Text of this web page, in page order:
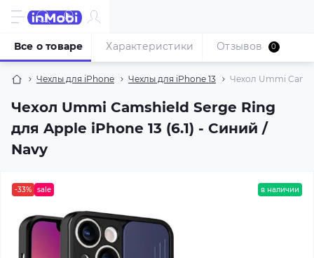
Чехлы для iPhone Чехлы для iPhone 13 Чехол Ummi
Чехол Ummi Camshield Serge Ring
для Apple iPhone 13 (6.1) - Синий /
Navy
Все о товаре Характеристики Отзывов 0
-33% sale в наличии